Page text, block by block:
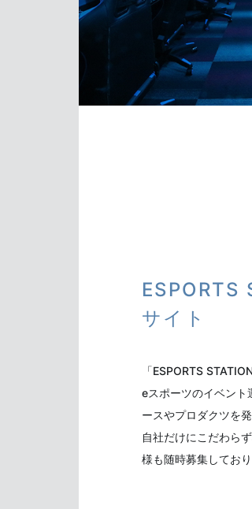
ESPORTS
サイト
「ESPORTS
eスポーツのイベント
ースやプロダクツを
自社だけにこだわら
様も随時募集しており